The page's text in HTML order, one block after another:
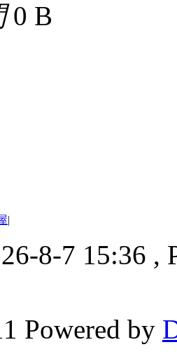
0 B
|
8-7 15:36 ,
Powered by